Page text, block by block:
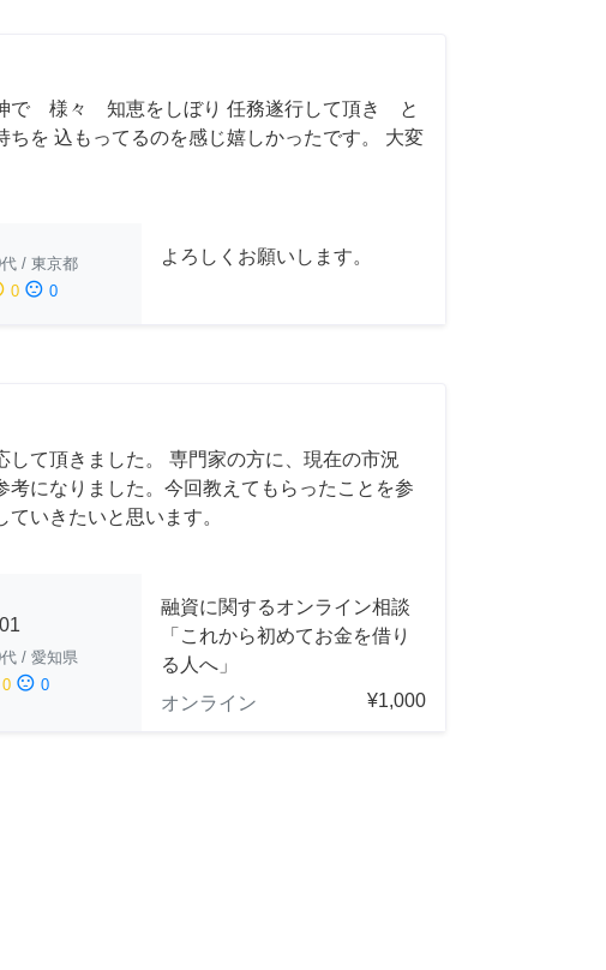
で 様々 知恵をしぼり 任務遂行して頂き と
を 込もってるのを感じ嬉しかったです。 大変
/ 東京都
0 sentiment_dissatisfied 0
よろしくお願いします。
して頂きました。 専門家の方に、現在の市況
考になりました。今回教えてもらったことを参
いきたいと思います。
/ 愛知県
0 sentiment_dissatisfied 0
融資に関するオンライン相談
「これから初めてお金を借り
る人へ」
オンライン
¥1,000